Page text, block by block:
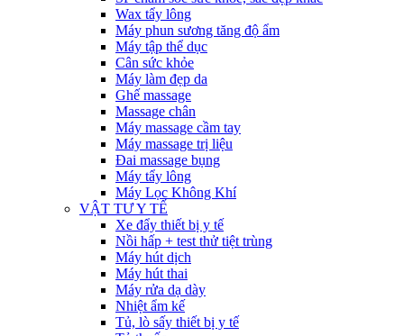
Wax tẩy lông
Máy phun sương tăng độ ẩm
Máy tập thể dục
Cân sức khỏe
Máy làm đẹp da
Ghế massage
Massage chân
Máy massage cầm tay
Máy massage trị liệu
Đai massage bụng
Máy tẩy lông
Máy Lọc Không Khí
VẬT TƯ Y TẾ
Xe đẩy thiết bị y tế
Nồi hấp + test thử tiệt trùng
Máy hút dịch
Máy hút thai
Máy rửa dạ dày
Nhiệt ẩm kế
Tủ, lò sấy thiết bị y tế